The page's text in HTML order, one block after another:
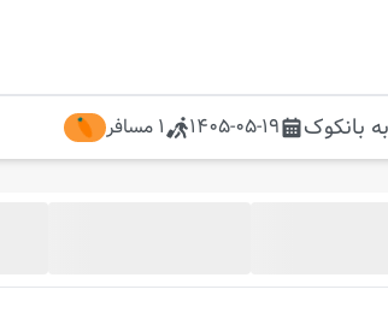
به بانکوک 1405-05-19
1 مسافر